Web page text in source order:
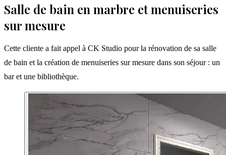
Salle de bain en marbre et menuiseries
sur mesure
Cette cliente a fait appel à CK Studio pour la rénovation de sa salle
de bain et la création de menuiseries sur mesure dans son séjour : un
bar et une bibliothèque.